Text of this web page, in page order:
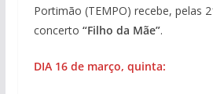
Portimão (TEMPO) recebe, pelas
concerto “Filho da Mãe”.
DIA 16 de março, quinta: